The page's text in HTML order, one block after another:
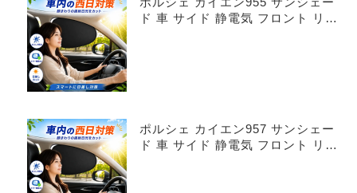
ド 車 サイド 静電気 フロント リア
ポルシェ カイエン957 サンシェー
ド 車 サイド 静電気 フロント リア